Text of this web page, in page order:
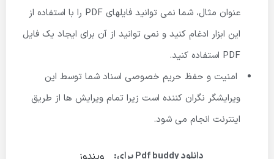
عنوان مثال، شما نمی توانید فایلهای PDF را با استفاده از
این ابزار ادغام کنید و نمی توانید از آن برای ایجاد یک فایل
PDF استفاده کنید.
امنیت و حفظ حریم خصوصی اسناد شما توسط این
ویرایشگر نگران کننده است زیرا تمام ویرایش ها از طریق
اینترنت انجام می شود.